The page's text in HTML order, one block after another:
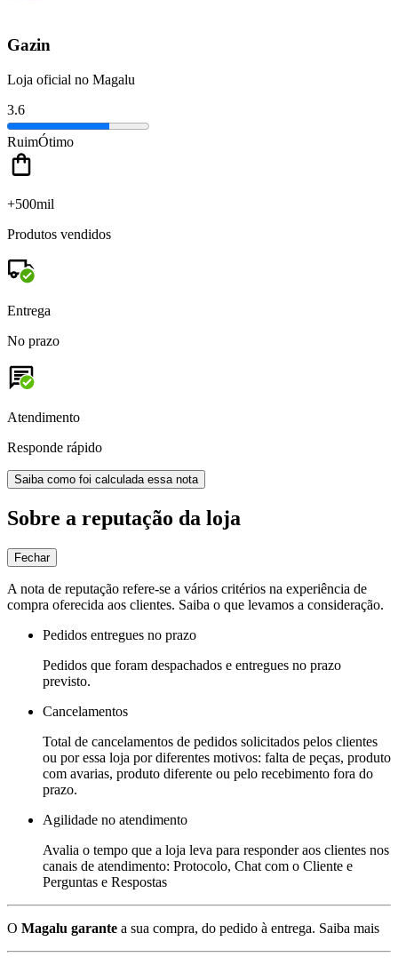
Gazin
Loja oficial no Magalu
3.6
RuimÓtimo
+500mil
Produtos vendidos
Entrega
No prazo
Atendimento
Responde rápido
Saiba como foi calculada essa nota
Sobre a reputação da loja
Fechar
A nota de reputação refere-se a vários critérios na experiência de
compra oferecida aos clientes. Saiba o que levamos a consideração.
Pedidos entregues no prazo
Pedidos que foram despachados e entregues no prazo
previsto.
Cancelamentos
Total de cancelamentos de pedidos solicitados pelos clientes
ou por essa loja por diferentes motivos: falta de peças, produto
com avarias, produto diferente ou pelo recebimento fora do
prazo.
Agilidade no atendimento
Avalia o tempo que a loja leva para responder aos clientes nos
canais de atendimento: Protocolo, Chat com o Cliente e
Perguntas e Respostas
O Magalu garante a sua compra, do pedido à entrega. Saiba mais